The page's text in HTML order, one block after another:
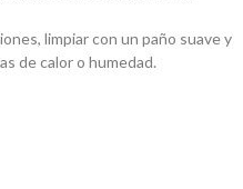
limpiar con un paño suave y
de calor o humedad.